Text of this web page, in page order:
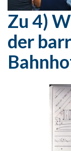
Zu 4)
der